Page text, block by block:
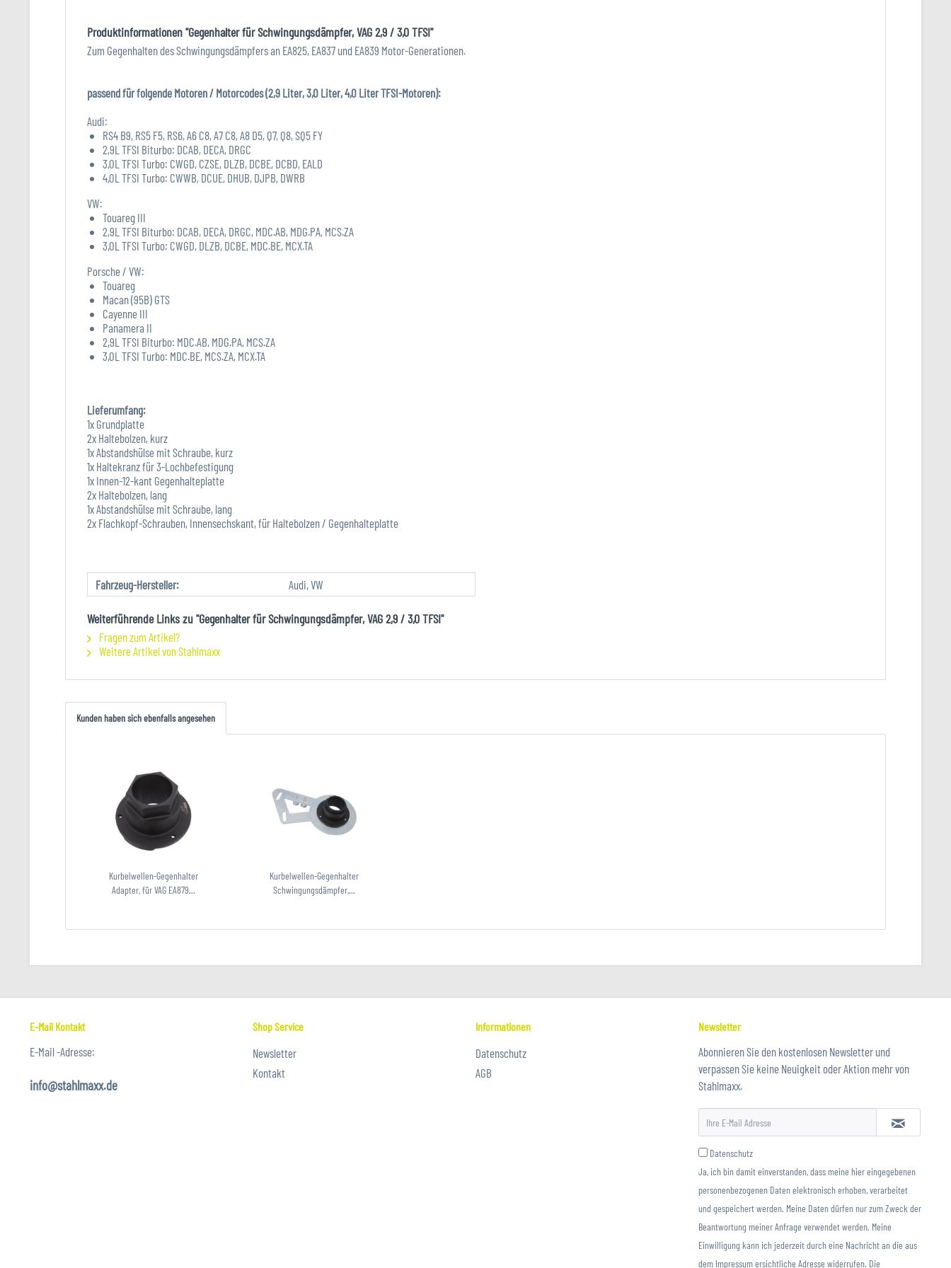
Produktinformationen "Gegenhalter für Schwingungsdämpfer, VAG 2,9 / 3,0 TFSI"
Zum Gegenhalten des Schwingungsdämpfers an EA825, EA837 und EA839 Motor-Generationen.
passend für folgende Motoren / Motorcodes (2,9 Liter, 3,0 Liter, 4,0 Liter TFSI-Motoren):
Audi:
RS4 B9, RS5 F5, RS6, A6 C8, A7 C8, A8 D5, Q7, Q8, SQ5 FY
2,9L TFSI Biturbo: DCAB, DECA, DRGC
3,0L TFSI Turbo: CWGD, CZSE, DLZB, DCBE, DCBD, EALD
4,0L TFSI Turbo: CWWB, DCUE, DHUB, DJPB, DWRB
VW:
Touareg III
2,9L TFSI Biturbo: DCAB, DECA, DRGC, MDC.AB, MDG.PA, MCS.ZA
3,0L TFSI Turbo: CWGD, DLZB, DCBE, MDC.BE, MCX.TA
Porsche / VW:
Touareg
Macan (95B) GTS
Cayenne III
Panamera II
2,9L TFSI Biturbo: MDC.AB, MDG.PA, MCS.ZA
3,0L TFSI Turbo: MDC.BE, MCS.ZA, MCX.TA
Lieferumfang:
1x Grundplatte
2x Haltebolzen, kurz
1x Abstandshülse mit Schraube, kurz
1x Haltekranz für 3-Lochbefestigung
1x Innen-12-kant Gegenhalteplatte
2x Haltebolzen, lang
1x Abstandshülse mit Schraube, lang
2x Flachkopf-Schrauben, Innensechskant, für Haltebolzen / Gegenhalteplatte
Fahrzeug-Hersteller: Audi, VW
Weiterführende Links zu "Gegenhalter für Schwingungsdämpfer, VAG 2,9 / 3,0 TFSI"
Fragen zum Artikel?
Weitere Artikel von Stahlmaxx
Kunden haben sich ebenfalls angesehen
Kurbelwellen-Gegenhalter
Adapter, für VAG EA879...
Kurbelwellen-Gegenhalter
Schwingungsdämpfer,...
E-Mail Kontakt
E-Mail -Adresse:
info@stahlmaxx.de
Shop Service
Newsletter
Kontakt
Informationen
Datenschutz
AGB
Newsletter
Abonnieren Sie den kostenlosen Newsletter und
verpassen Sie keine Neuigkeit oder Aktion mehr von
Stahlmaxx.
Datenschutz
Ja, ich bin damit einverstanden, dass meine hier eingegebenen
personenbezogenen Daten elektronisch erhoben, verarbeitet
und gespeichert werden. Meine Daten dürfen nur zum Zweck der
Beantwortung meiner Anfrage verwendet werden. Meine
Einwilligung kann ich jederzeit durch eine Nachricht an die aus
dem Impressum ersichtliche Adresse widerrufen. Die